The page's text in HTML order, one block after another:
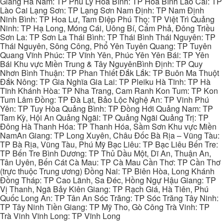
Lào Cai Lạng Sơn: TP Lạng Sơn Nam Định: TP Nam Định
Ninh Bình: TP Hoa Lư, Tam Điệp Phú Thọ: TP Việt Trì Quảng
Ninh: TP Hạ Long, Móng Cái, Uông Bí, Cẩm Phả, Đông Triều
Sơn La: TP Sơn La Thái Bình: TP Thái Bình Thái Nguyên: TP
Thái Nguyên, Sông Công, Phổ Yên Tuyên Quang: TP Tuyên
Quang Vĩnh Phúc: TP Vĩnh Yên, Phúc Yên Yên Bái: TP Yên
Bái Khu vực Miền Trung & Tây NguyênBình Định: TP Quy
Nhơn Bình Thuận: TP Phan Thiết Đắk Lắk: TP Buôn Ma Thuột
Đắk Nông: TP Gia Nghĩa Gia Lai: TP Pleiku Hà Tĩnh: TP Hà
Tĩnh Khánh Hòa: TP Nha Trang, Cam Ranh Kon Tum: TP Kon
Tum Lâm Đồng: TP Đà Lạt, Bảo Lộc Nghệ An: TP Vinh Phú
Yên: TP Tuy Hòa Quảng Bình: TP Đồng Hới Quảng Nam: TP
Tam Kỳ, Hội An Quảng Ngãi: TP Quảng Ngãi Quảng Trị: TP
Đông Hà Thanh Hóa: TP Thanh Hóa, Sầm Sơn Khu vực Miền
NamAn Giang: TP Long Xuyên, Châu Đốc Bà Rịa – Vũng Tàu:
TP Bà Rịa, Vũng Tàu, Phú Mỹ Bạc Liêu: TP Bạc Liêu Bến Tre:
TP Bến Tre Bình Dương: TP Thủ Dầu Một, Dĩ An, Thuận An,
Tân Uyên, Bến Cát Cà Mau: TP Cà Mau Cần Thơ: TP Cần Thơ
(trực thuộc Trung ương) Đồng Nai: TP Biên Hòa, Long Khánh
Đồng Tháp: TP Cao Lãnh, Sa Đéc, Hồng Ngự Hậu Giang: TP
Vị Thanh, Ngã Bảy Kiên Giang: TP Rạch Giá, Hà Tiên, Phú
Quốc Long An: TP Tân An Sóc Trăng: TP Sóc Trăng Tây Ninh:
TP Tây Ninh Tiền Giang: TP Mỹ Tho, Gò Công Trà Vinh: TP
Trà Vinh Vĩnh Long: TP Vĩnh Long